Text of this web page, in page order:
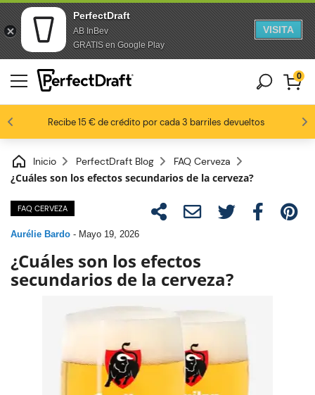
PerfectDraft
AB InBev
GRATIS en Google Play
VISITA
saltar al contenido
Saltar al pie de página
Recibe 15 € de crédito por cada 3 barriles devueltos
Los fanáticos de la cerveza nos aman 8,8 / 10
0
Inicio PerfectDraft Blog FAQ Cerveza
¿Cuáles son los efectos secundarios de la cerveza?
FAQ CERVEZA
Aurélie Bardo - Mayo 19, 2026
¿Cuáles son los efectos
secundarios de la cerveza?